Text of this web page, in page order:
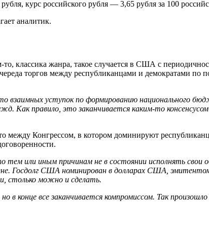
курс российского рубля — 3,65 рубля за 100
аналитик.
классика жанра, такое случается в США с
торгов между республиканцами и демократами по
взаимных уступок по формированию национального
Как правило, это заканчивается каким-то
между Конгрессом, в котором доминируют
тем или иным причинам не в состоянии исполнять
Госдолг США номинирован в долларах США,
столько можно и сделать.
конце все заканчивается компромиссом. Так